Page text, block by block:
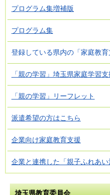
プログラム集増補版
プログラム集
登録している県内の「家庭教
「親の学習」埼玉県家庭学習
「親の学習」リーフレット
派遣希望の方はこちら
企業向け家庭教育支援
企業と連携した「親子ふれあい
埼玉県教育委員会